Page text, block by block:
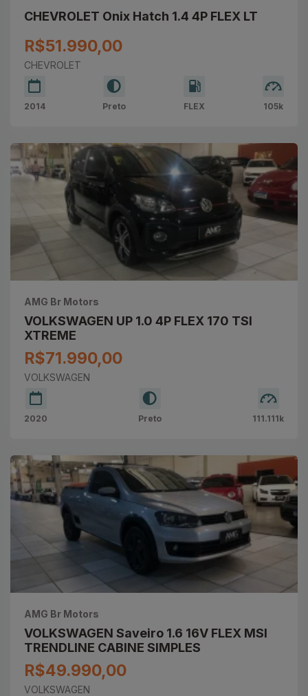
CHEVROLET Onix Hatch 1.4 4P FLEX LT
R$51.990,00
CHEVROLET
2014 Preto FLEX 105k
AMG Br Motors
VOLKSWAGEN UP 1.0 4P FLEX 170 TSI
XTREME
R$71.990,00
VOLKSWAGEN
2020 Preto 111.111k
AMG Br Motors
VOLKSWAGEN Saveiro 1.6 16V FLEX MSI
TRENDLINE CABINE SIMPLES
R$49.990,00
VOLKSWAGEN